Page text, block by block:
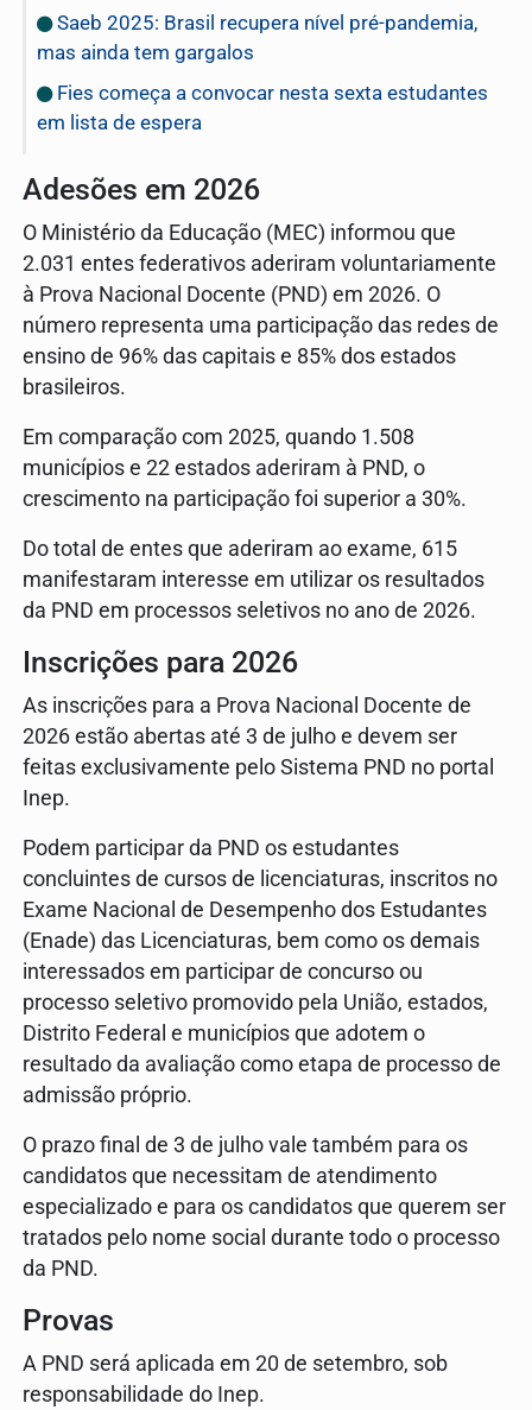
Saeb 2025: Brasil recupera nível pré-pandemia,
mas ainda tem gargalos
Fies começa a convocar nesta sexta estudantes
em lista de espera
Adesões em 2026
O Ministério da Educação (MEC) informou que
2.031 entes federativos aderiram voluntariamente
à Prova Nacional Docente (PND) em 2026. O
número representa uma participação das redes de
ensino de 96% das capitais e 85% dos estados
brasileiros.​​
​Em comparação com 2025, quando 1.508
municípios e 22 estados aderiram à PND, o
crescimento na participação foi superior a 30%.
Do total de entes que aderiram ao exame, 615
manifestaram interesse em utilizar os resultados
da PND em processos seletivos no ano de 2026.
Inscrições para 2026
As inscrições para a Prova Nacional Docente de
2026 estão abertas até 3 de julho e devem ser
feitas exclusivamente pelo Sistema PND no portal
Inep.
Podem participar da PND os estudantes
concluintes de cursos de licenciaturas, inscritos no
Exame Nacional de Desempenho dos Estudantes
(Enade) das Licenciaturas, bem como os demais
interessados em participar de concurso ou
processo seletivo promovido pela União, estados,
Distrito Federal e municípios que adotem o
resultado da avaliação como etapa de processo de
admissão próprio.
O prazo final de 3 de julho vale também para os
candidatos que necessitam de atendimento
especializado e para os candidatos que querem ser
tratados pelo nome social durante todo o processo
da PND.
Provas
A PND será aplicada em 20 de setembro, sob
responsabilidade do Inep.